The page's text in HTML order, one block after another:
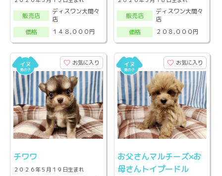
販売店
ディスワン大間々
店
価格
１４８,０００円
販売店
ディスワン大間々
店
価格
２０８,０００円
お気に入り
チワワ
２０２６年５月１９日生まれ
お気に入り
お父さんマルチーズ×お
母さんトイプードル